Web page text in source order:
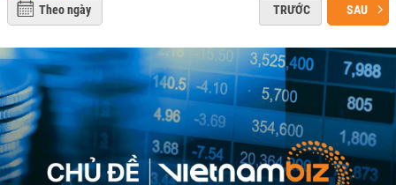
Theo ngày TRƯỚC SAU